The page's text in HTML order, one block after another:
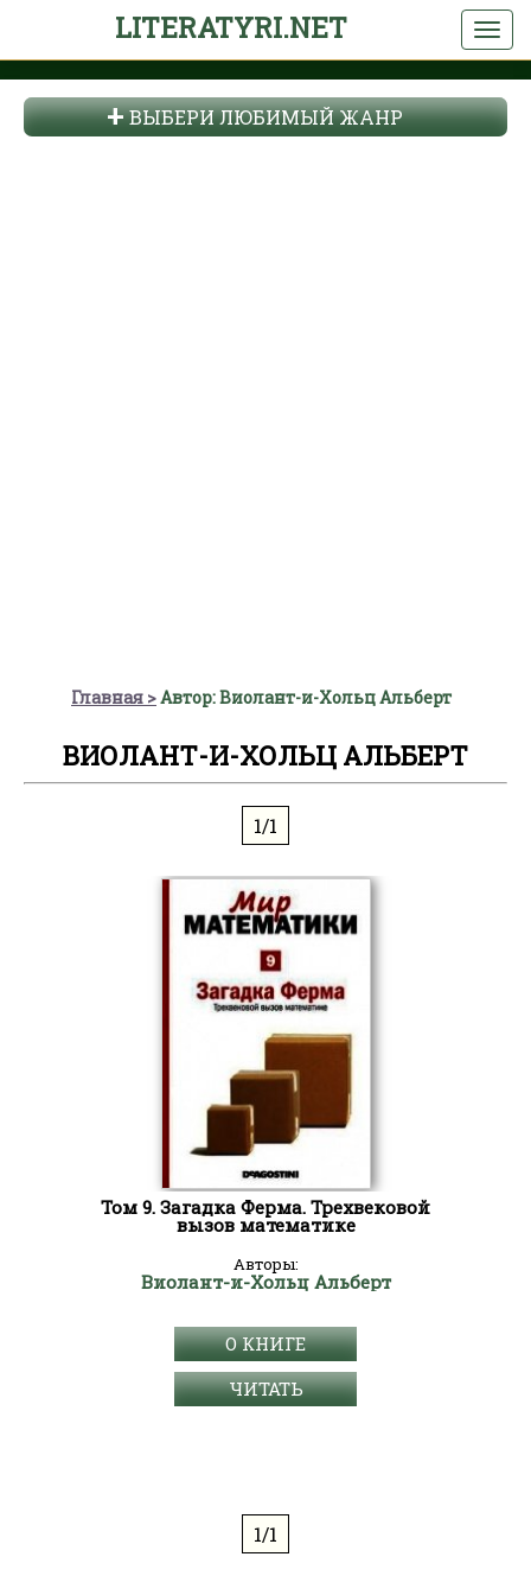
LITERATYRI.NET
ВЫБЕРИ ЛЮБИМЫЙ ЖАНР
Главная Автор: Виолант-и-Хольц Альберт
ВИОЛАНТ-И-ХОЛЬЦ АЛЬБЕРТ
1/1
Том 9. Загадка Ферма. Трехвековой
вызов математике
Авторы:
Виолант-и-Хольц Альберт
О КНИГЕ
ЧИТАТЬ
1/1